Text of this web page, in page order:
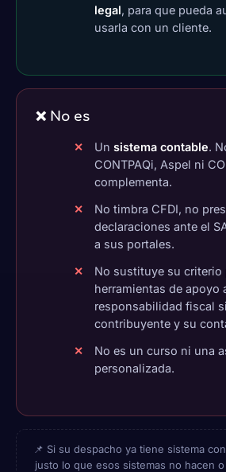
legal, para que pueda
usarla con un cliente.
❌ No es
Un sistema contable.
CONTPAQi, Aspel ni
complementa.
No timbra CFDI, no
declaraciones ante el
a sus portales.
No sustituye su criterio
herramientas de apoyo
responsabilidad fiscal
contribuyente y su
No es un curso ni una
personalizada.
📌 Si su despacho ya tiene sistema
justo lo que esos sistemas no hacen